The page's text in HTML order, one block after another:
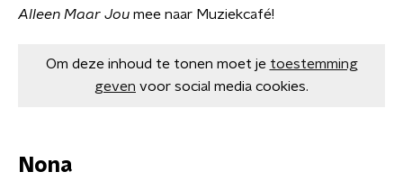
Alleen Maar Jou mee naar Muziekcafé!
Om deze inhoud te tonen moet je toestemming
geven voor social media cookies.
Nona